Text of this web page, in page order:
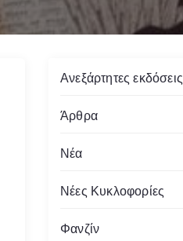
Ανεξάρτητες εκδόσεις
Άρθρα
Νέα
Νέες Κυκλοφορίες
Φανζίν